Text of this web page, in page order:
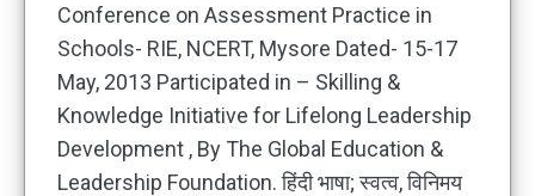
Conference on Assessment Practice in
Schools- RIE, NCERT, Mysore Dated- 15-17
May, 2013 Participated in – Skilling &
Knowledge Initiative for Lifelong Leadership
Development , By The Global Education &
Leadership Foundation. हिंदी भाषा; स्वत्व, विनिमय